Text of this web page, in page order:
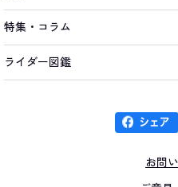
特集・コラム
ライダー図鑑
お問